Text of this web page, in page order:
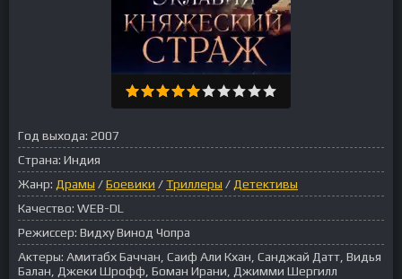
Год выхода: 2007
Страна: Индия
Жанр: Драмы /Боевики /Триллеры / Детективы
Качество: WEB-DL
Режиссер: Видху Винод Чопра
Актеры: Амитабх Баччан, Саиф Али Кхан, Санджай Датт, Видья
Балан, Джеки Шрофф, Боман Ирани, Джимми Шергилл